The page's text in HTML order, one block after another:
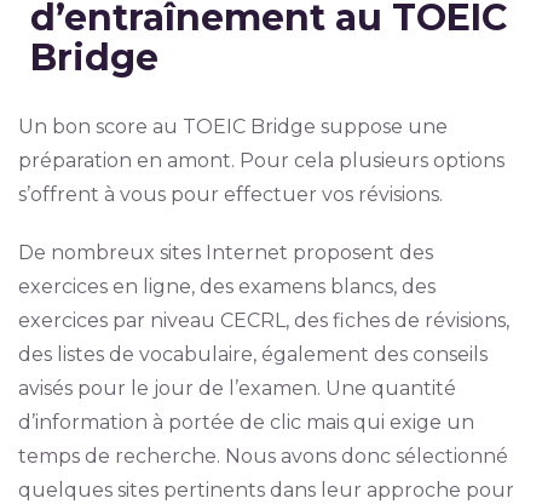
d’entraînement au TOEIC
Bridge
Un bon score au TOEIC Bridge suppose une
préparation en amont. Pour cela plusieurs options
s’offrent à vous pour effectuer vos révisions.
De nombreux sites Internet proposent des
exercices en ligne, des examens blancs, des
exercices par niveau CECRL, des fiches de révisions,
des listes de vocabulaire, également des conseils
avisés pour le jour de l’examen. Une quantité
d’information à portée de clic mais qui exige un
temps de recherche. Nous avons donc sélectionné
quelques sites pertinents dans leur approche pour